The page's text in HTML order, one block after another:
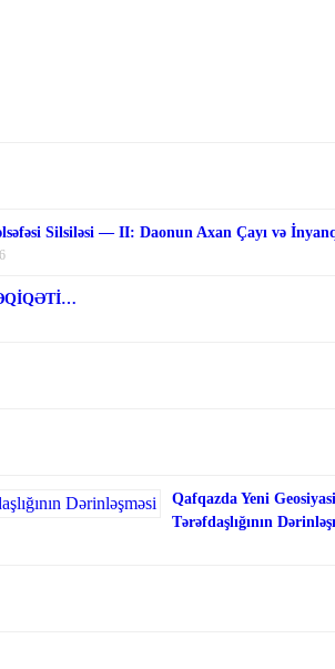
Silsiləsi — II: Daonun Axan Çayı və
Qafqazda Yeni
Tərəfdaşlığının